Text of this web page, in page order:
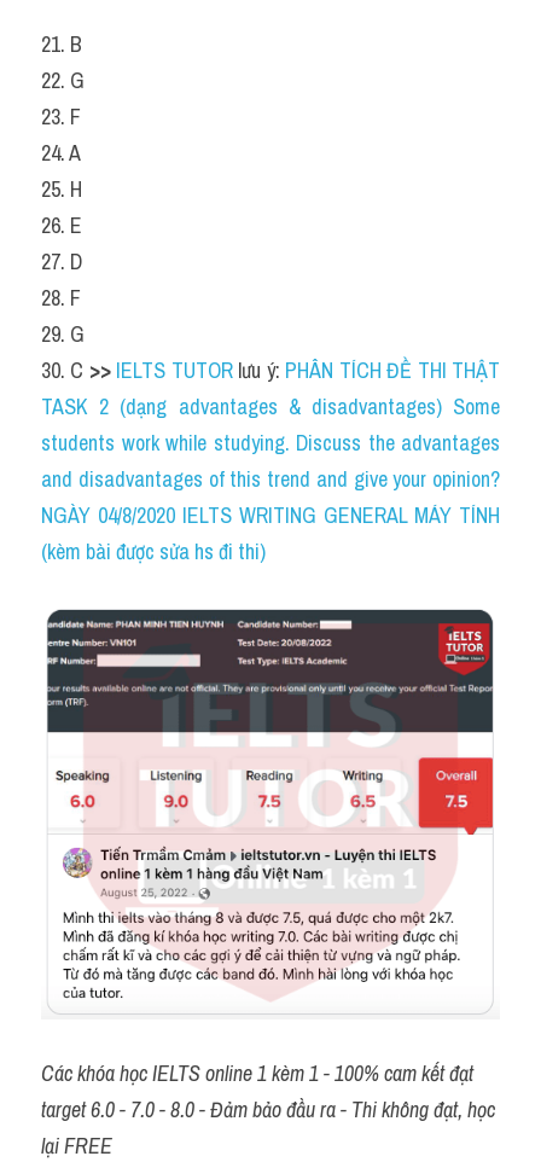
21. B
22. G
23. F
24. A
25. H
26. E
27. D
28. F
29. G
30. C >> IELTS TUTOR lưu ý: PHÂN TÍCH ĐỀ THI THẬT
TASK 2 (dạng advantages & disadvantages) Some
students work while studying. Discuss the advantages
and disadvantages of this trend and give your opinion?
NGÀY 04/8/2020 IELTS WRITING GENERAL MÁY TÍNH
(kèm bài được sửa hs đi thi)
Các khóa học IELTS online 1 kèm 1 - 100% cam kết đạt
target 6.0 - 7.0 - 8.0 - Đảm bảo đầu ra - Thi không đạt, học
lại FREE